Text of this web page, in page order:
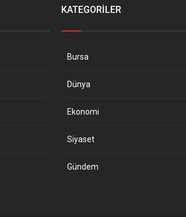
KATEGORİLER
Bursa
Dünya
Ekonomi
Siyaset
Gündem